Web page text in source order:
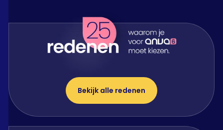
Bekijk alle redenen